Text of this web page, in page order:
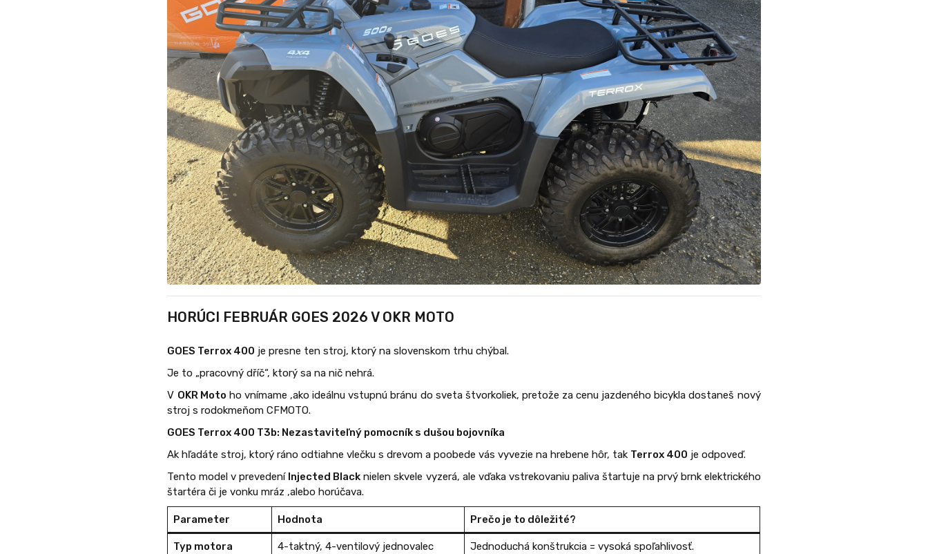
HORÚCI FEBRUÁR GOES 2026 V OKR MOTO
GOES Terrox 400 je presne ten stroj, ktorý na slovenskom trhu chýbal.
Je to „pracovný dříč“, ktorý sa na nič nehrá.
V OKR Moto ho vnímame ,ako ideálnu vstupnú bránu do sveta štvorkoliek, pretože za cenu jazdeného bicykla dostaneš nový
stroj s rodokmeňom CFMOTO.
GOES Terrox 400 T3b: Nezastaviteľný pomocník s dušou bojovníka
Ak hľadáte stroj, ktorý ráno odtiahne vlečku s drevom a poobede vás vyvezie na hrebene hôr, tak Terrox 400 je odpoveď.
Tento model v prevedení Injected Black nielen skvele vyzerá, ale vďaka vstrekovaniu paliva štartuje na prvý brnk elektrického
štartéra či je vonku mráz ,alebo horúčava.
Parameter Hodnota Prečo je to dôležité?
Typ motora 4-taktný, 4-ventilový jednovalec Jednoduchá konštrukcia = vysoká spoľahlivosť.